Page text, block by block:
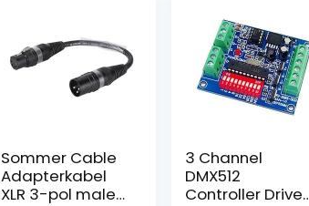
Sommer Cable
Adapterkabel
XLR 3-pol male
3 Channel
DMX512
Controller Driver